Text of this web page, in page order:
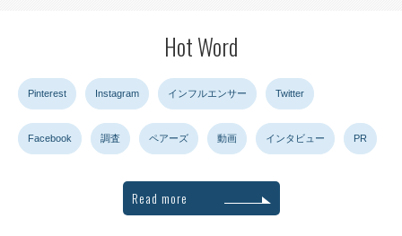
Hot Word
Pinterest Instagram インフルエンサー Twitter
Facebook 調査 ペアーズ 動画 インタビュー PR
Read more